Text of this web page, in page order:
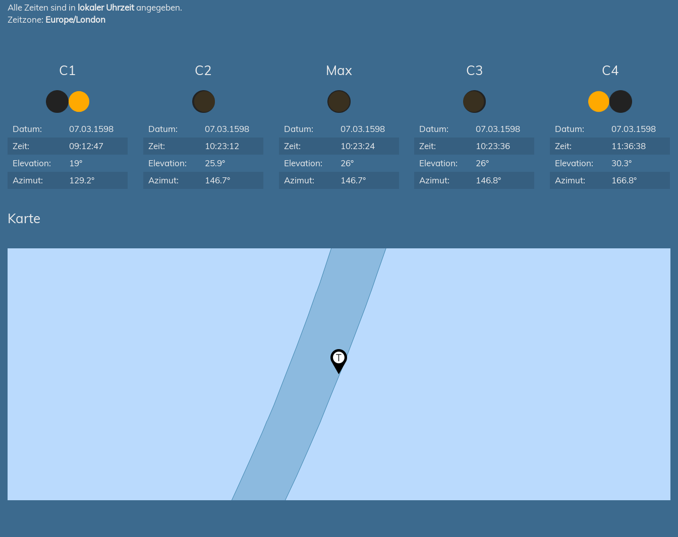
Alle Zeiten sind in lokaler Uhrzeitangegeben.
Zeitzone: Europe/London
C1
Datum:
07.03.1598
Zeit:
09:12:47
Elevation:
19°
Azimut:
129.2°
C2
Datum:
07.03.1598
Zeit:
10:23:12
Elevation:
25.9°
Azimut:
146.7°
Max
Datum:
07.03.1598
Zeit:
10:23:24
Elevation:
26°
Azimut:
146.7°
C3
Datum:
07.03.1598
Zeit:
10:23:36
Elevation:
26°
Azimut:
146.8°
C4
Datum:
07.03.1598
Zeit:
11:36:38
Elevation:
30.3°
Azimut:
166.8°
Karte